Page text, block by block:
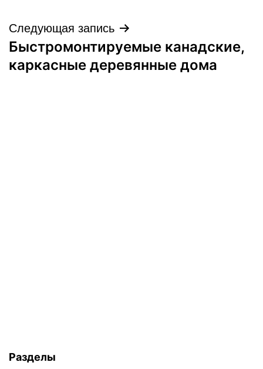
Следующая запись
Быстромонтируемые канадские,
каркасные деревянные дома
Разделы